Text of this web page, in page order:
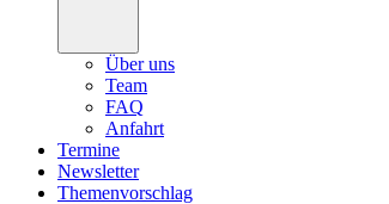
Über uns
Team
FAQ
Anfahrt
Termine
Newsletter
Themenvorschlag